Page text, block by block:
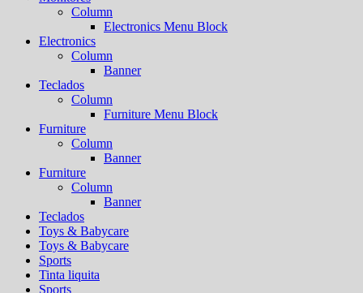
Column
Electronics Menu Block
Electronics
Column
Banner
Teclados
Column
Furniture Menu Block
Furniture
Column
Banner
Furniture
Column
Banner
Teclados
Toys & Babycare
Toys & Babycare
Sports
Tinta liquita
Sports